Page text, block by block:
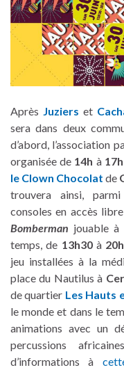
Après Juziers et
sera dans deux
d’abord, l’association
organisée de 14h à 17h
le Clown Chocolat de
trouvera ainsi,
consoles en accès
Bomberman jouable à
temps, de 13h30à 20h
jeu installées à la
place du Nautilus à
de quartier Les Hauts
le monde et dans le
animations avec un
percussions
d’informations à